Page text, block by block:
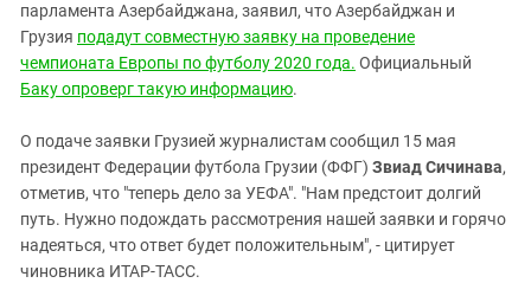
Северная Осетия - Алания
СКФО
Ставропольский край
Чечня
Южная Осетия
ЮФО
парламента Азербайджана, заявил, что Азербайджан и
Грузия подадут совместную заявку на проведение
чемпионата Европы по футболу 2020 года. Официальный
Баку опроверг такую информацию.
О подаче заявки Грузией журналистам сообщил 15 мая
президент Федерации футбола Грузии (ФФГ) Звиад Сичинава,
отметив, что "теперь дело за УЕФА". "Нам предстоит долгий
путь. Нужно подождать рассмотрения нашей заявки и горячо
надеяться, что ответ будет положительным", - цитирует
чиновника ИТАР-ТАСС.